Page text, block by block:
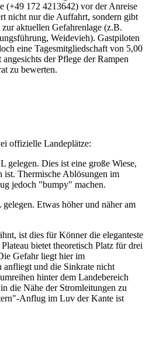
(+49 172 4213642) vor der Anreise
nicht nur die Auffahrt, sondern gibt
aktuellen Gefahrenlage (z.B.
Weidevieh). Gastpiloten
eine Tagesmitgliedschaft von 5,00
der Pflege der Rampen
zu bewerten.
offizielle Landeplätze:
Dies ist eine große Wiese,
ist. Thermische Ablösungen im
jedoch "bumpy" machen.
Etwas höher und näher am
ist dies für Könner die eleganteste
bietet theoretisch Platz für drei
Gefahr liegt hier im
und die Sinkrate nicht
hinter dem Landebereich
die Nähe der Stromleitungen zu
Anflug im Luv der Kante ist